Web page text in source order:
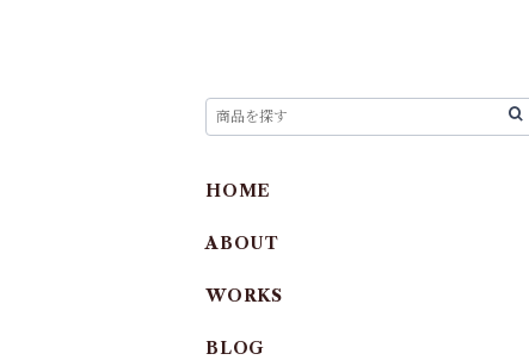
HOME
ABOUT
WORKS
BLOG